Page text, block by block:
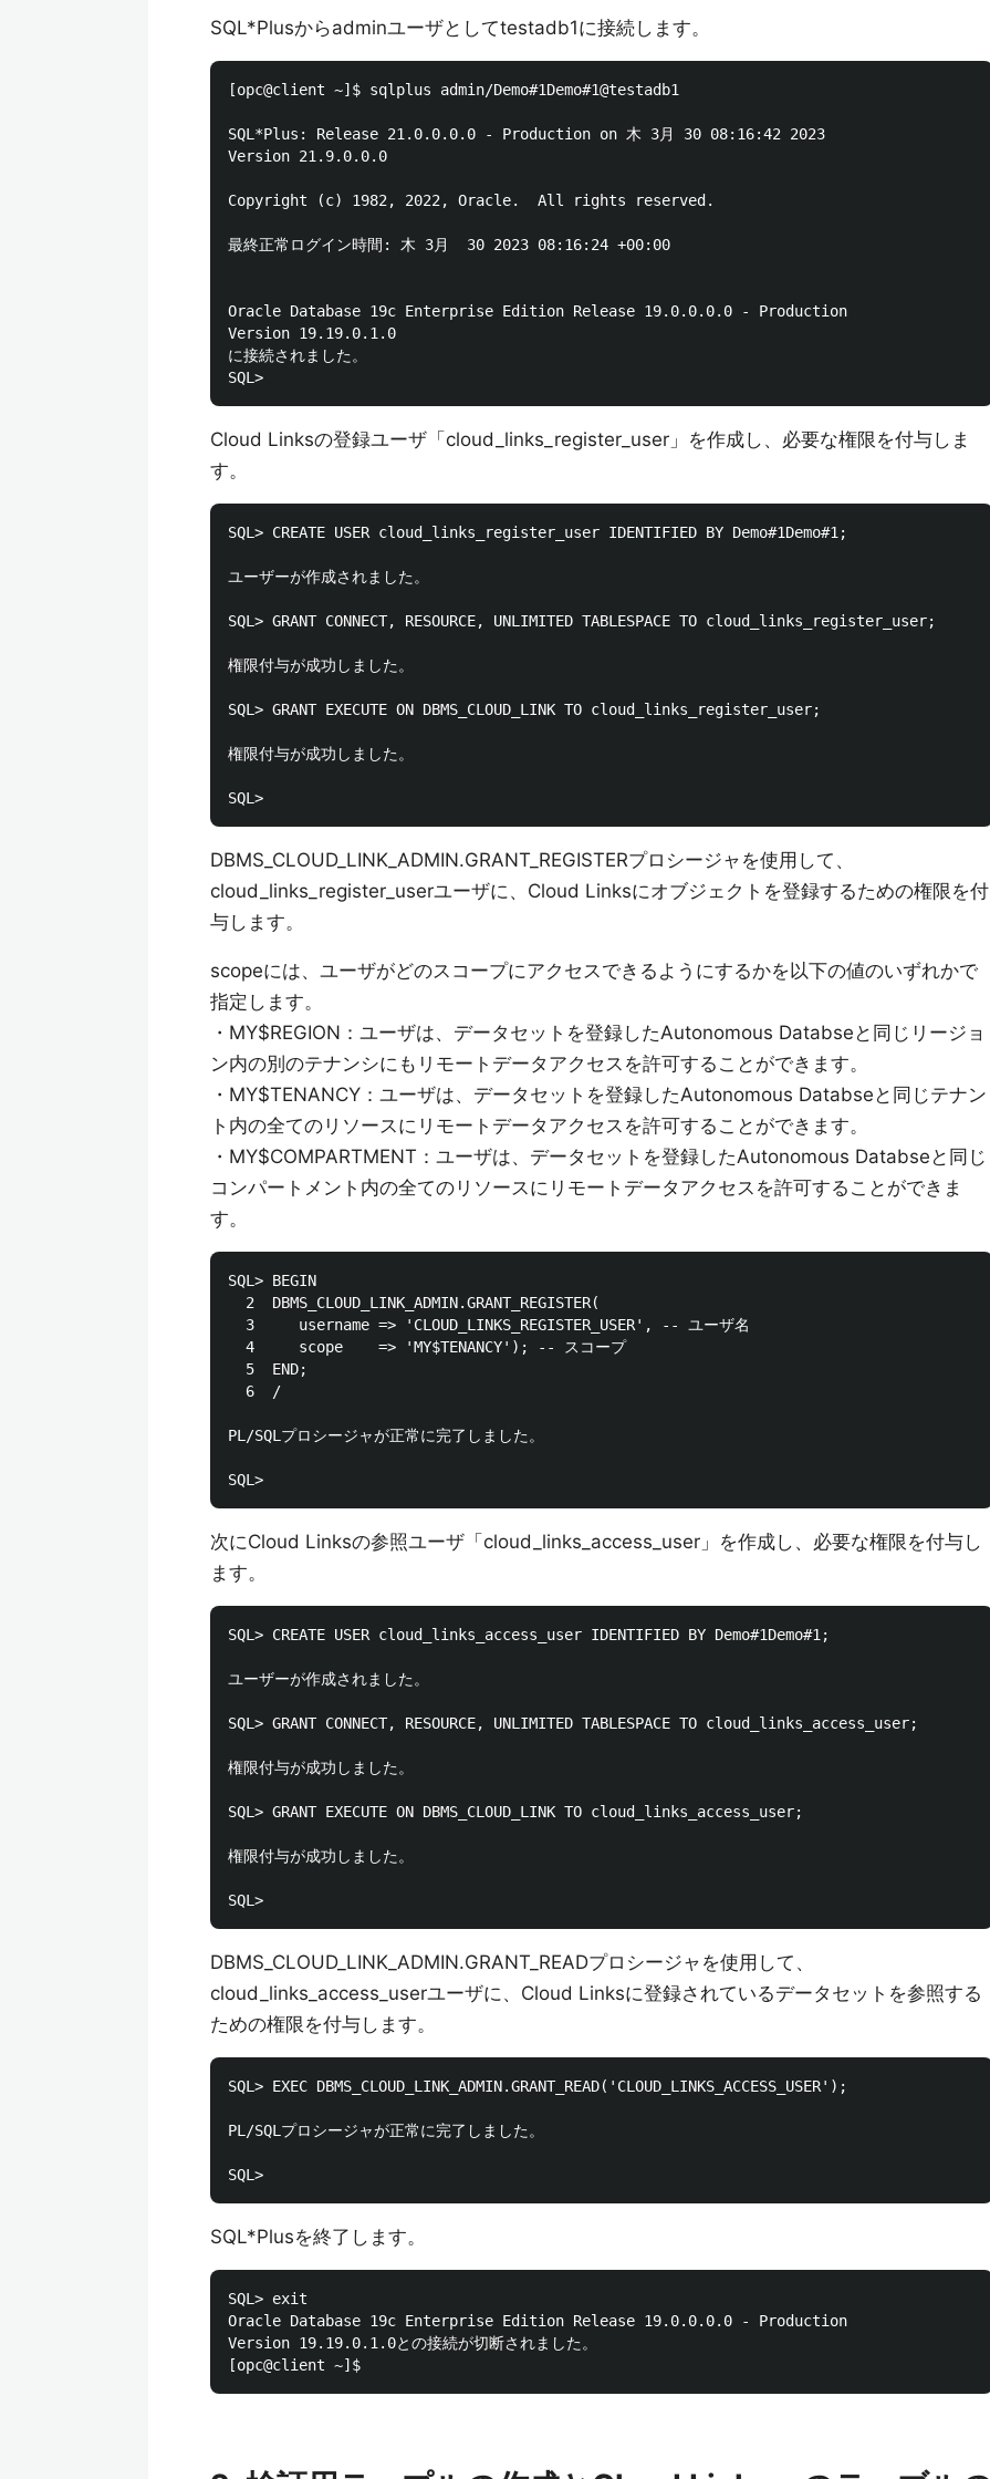
SQL*Plusからadminユーザとしてtestadb1に接続します。
[opc@client ~]$ sqlplus admin/Demo#1Demo#1@testadb1
SQL*Plus: Release 21.0.0.0.0 - Production on 木 3月 30 08:16:42 2023
Version 21.9.0.0.0
Copyright (c) 1982, 2022, Oracle.  All rights reserved.
最終正常ログイン時間: 木 3月  30 2023 08:16:24 +00:00
Oracle Database 19c Enterprise Edition Release 19.0.0.0.0 - Production
Version 19.19.0.1.0
に接続されました。
Cloud Linksの登録ユーザ「cloud_links_register_user」を作成し、必要な権限を付与しま
す。
SQL> CREATE USER cloud_links_register_user IDENTIFIED BY Demo#1Demo#1;
ユーザーが作成されました。
SQL> GRANT CONNECT, RESOURCE, UNLIMITED TABLESPACE TO cloud_links_register_user;
権限付与が成功しました。
SQL> GRANT EXECUTE ON DBMS_CLOUD_LINK TO cloud_links_register_user;
権限付与が成功しました。
DBMS_CLOUD_LINK_ADMIN.GRANT_REGISTERプロシージャを使用して、
cloud_links_register_userユーザに、Cloud Linksにオブジェクトを登録するための権限を付
与します。
scopeには、ユーザがどのスコープにアクセスできるようにするかを以下の値のいずれかで
指定します。
・MY$REGION：ユーザは、データセットを登録したAutonomous Databseと同じリージョ
ン内の別のテナンシにもリモートデータアクセスを許可することができます。
・MY$TENANCY：ユーザは、データセットを登録したAutonomous Databseと同じテナン
ト内の全てのリソースにリモートデータアクセスを許可することができます。
・MY$COMPARTMENT：ユーザは、データセットを登録したAutonomous Databseと同じ
コンパートメント内の全てのリソースにリモートデータアクセスを許可することができま
す。
SQL> BEGIN
  2  DBMS_CLOUD_LINK_ADMIN.GRANT_REGISTER(
  3     username => 'CLOUD_LINKS_REGISTER_USER', -- ユーザ名
  4     scope    => 'MY$TENANCY'); -- スコープ
  5  END;
  6  /
PL/SQLプロシージャが正常に完了しました。
次にCloud Linksの参照ユーザ「cloud_links_access_user」を作成し、必要な権限を付与し
ます。
SQL> CREATE USER cloud_links_access_user IDENTIFIED BY Demo#1Demo#1;
ユーザーが作成されました。
SQL> GRANT CONNECT, RESOURCE, UNLIMITED TABLESPACE TO cloud_links_access_user;
権限付与が成功しました。
SQL> GRANT EXECUTE ON DBMS_CLOUD_LINK TO cloud_links_access_user;
権限付与が成功しました。
DBMS_CLOUD_LINK_ADMIN.GRANT_READプロシージャを使用して、
cloud_links_access_userユーザに、Cloud Linksに登録されているデータセットを参照する
ための権限を付与します。
SQL> EXEC DBMS_CLOUD_LINK_ADMIN.GRANT_READ('CLOUD_LINKS_ACCESS_USER');
PL/SQLプロシージャが正常に完了しました。
SQL*Plusを終了します。
SQL> exit
Oracle Database 19c Enterprise Edition Release 19.0.0.0.0 - Production
Version 19.19.0.1.0との接続が切断されました。